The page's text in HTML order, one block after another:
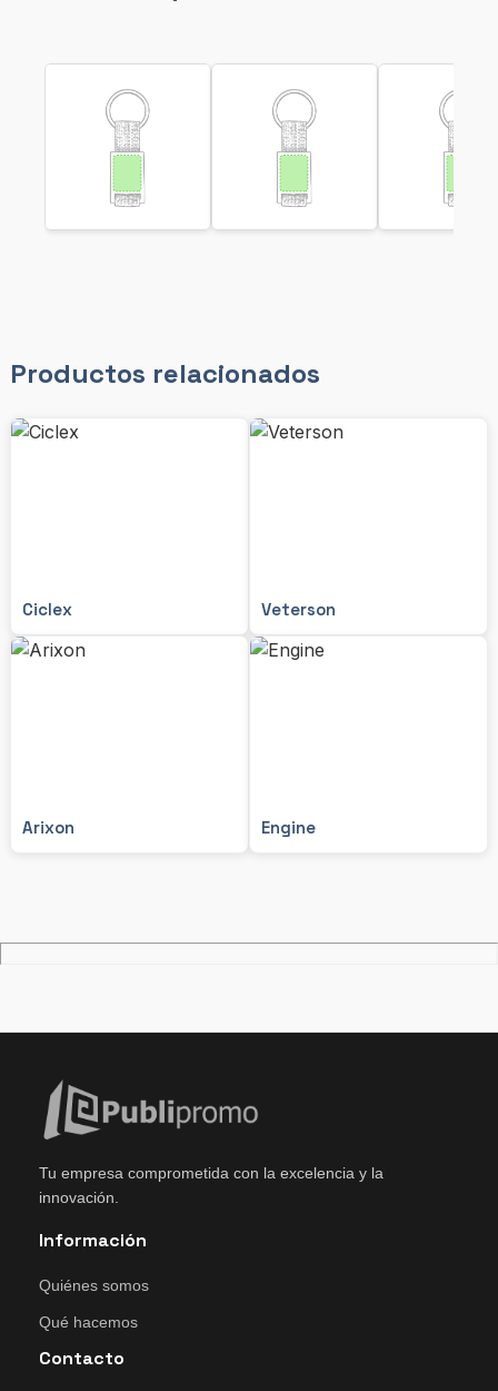
Productos relacionados
Ciclex Veterson
Arixon Engine
Tu empresa comprometida con la excelencia y la
innovación.
Información
Quiénes somos
Qué hacemos
Contacto